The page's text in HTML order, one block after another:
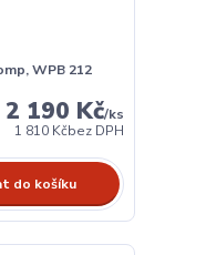
WPB 212
2 190 Kč/ks
1 810 Kčbez DPH
do košíku